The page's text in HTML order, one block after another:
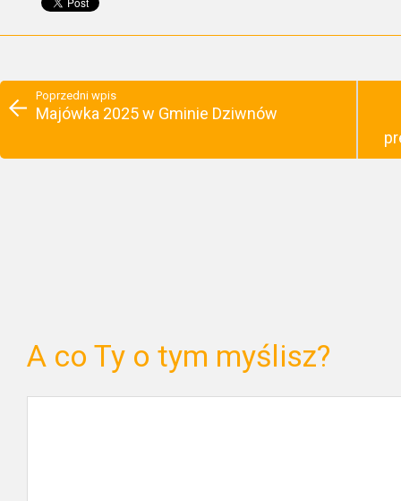
Poprzedni wpis
Majówka 2025 w Gminie Dziwnów
A co Ty o tym myślisz?